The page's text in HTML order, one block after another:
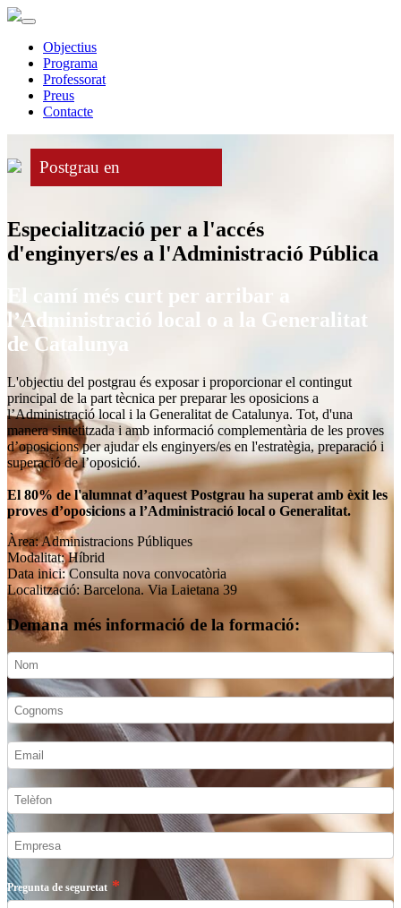
Objectius
Programa
Professorat
Preus
Contacte
Postgrau en
Especialització per a l'accés
d'enginyers/es a l'Administració Pública
El camí més curt per arribar a
l’Administració local o a la Generalitat
de Catalunya
L'objectiu del postgrau és exposar i proporcionar el contingut
principal de la part tècnica per preparar les oposicions a
l’Administració local i la Generalitat de Catalunya. Tot, d'una
manera sintetitzada i amb informació complementària de les proves
d’oposicions per ajudar els enginyers/es en l'estratègia, preparació i
superació de l’oposició.
El 80% de l'alumnat d’aquest Postgrau ha superat amb èxit les
proves d’oposicions a l’Administració local o Generalitat.
Àrea: Administracions Públiques
Modalitat: Híbrid
Data inici: Consulta nova convocatòria
Localització: Barcelona. Via Laietana 39
Demana més informació de la formació:
Pregunta de seguretat